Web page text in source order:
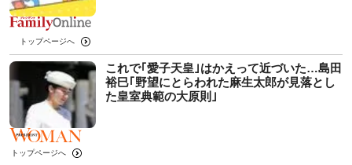
トップページへ
これで｢愛子天皇｣はかえって近づいた…島田
裕巳｢野望にとらわれた麻生太郎が見落とし
た皇室典範の大原則｣
トップページへ